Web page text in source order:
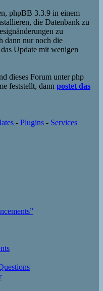
phpBB 3.3.9 in einem
die Datenbank zu
zu
dann nur noch die
Update mit wenigen
dieses Forum unter php
feststellt, dann postet das
- Plugins - Services